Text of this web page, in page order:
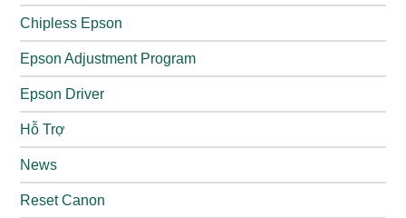
Chipless Epson
Epson Adjustment Program
Epson Driver
Hỗ Trợ
News
Reset Canon